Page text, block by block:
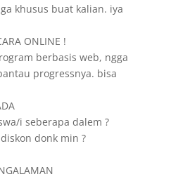
khusus buat kalian. iya
ONLINE !
berbasis web, ngga
progressnya. bisa
i seberapa dalem ?
donk min ?